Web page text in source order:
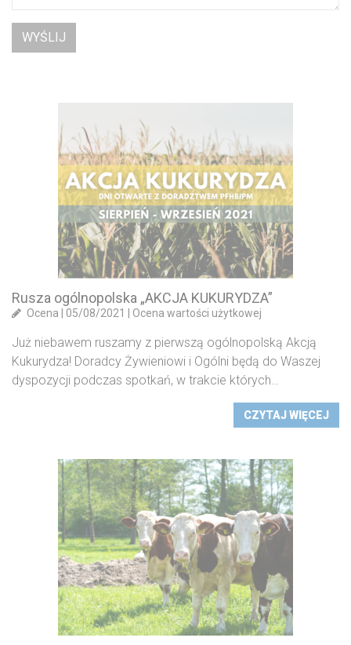
Rusza ogólnopolska „AKCJA KUKURYDZA”
Ocena 05/08/2021 Ocena wartości użytkowej
Już niebawem ruszamy z pierwszą ogólnopolską Akcją
Kukurydza! Doradcy Żywieniowi i Ogólni będą do Waszej
dyspozycji podczas spotkań, w trakcie których…
CZYTAJ WIĘCEJ